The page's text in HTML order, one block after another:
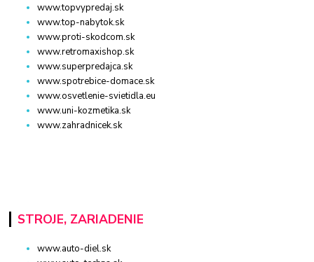
www.topvypredaj.sk
www.top-nabytok.sk
www.proti-skodcom.sk
www.retromaxishop.sk
www.superpredajca.sk
www.spotrebice-domace.sk
www.osvetlenie-svietidla.eu
www.uni-kozmetika.sk
www.zahradnicek.sk
STROJE, ZARIADENIE
www.auto-diel.sk